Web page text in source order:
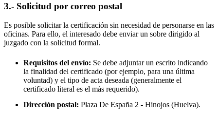
3.- Solicitud por correo postal
Es posible solicitar la certificación sin necesidad de personarse en las
oficinas. Para ello, el interesado debe enviar un sobre dirigido al
juzgado con la solicitud formal.
Requisitos del envío: Se debe adjuntar un escrito indicando
la finalidad del certificado (por ejemplo, para una última
voluntad) y el tipo de acta deseada (generalmente el
certificado literal es el más requerido).
Dirección postal: Plaza De España 2 - Hinojos (Huelva).